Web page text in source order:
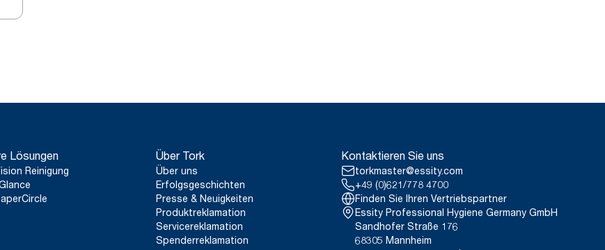
Lösungen
Reinigung
Über Tork
Über uns
Erfolgsgeschichten
Presse & Neuigkeiten
Produktreklamation
Servicereklamation
Spenderreklamation
Kontaktieren Sie uns
torkmaster@essity.com
+49 (0)621/778 4700
Finden Sie Ihren Vertriebspartner
Essity Professional Hygiene Germany GmbH
Sandhofer Straße 176
68305 Mannheim